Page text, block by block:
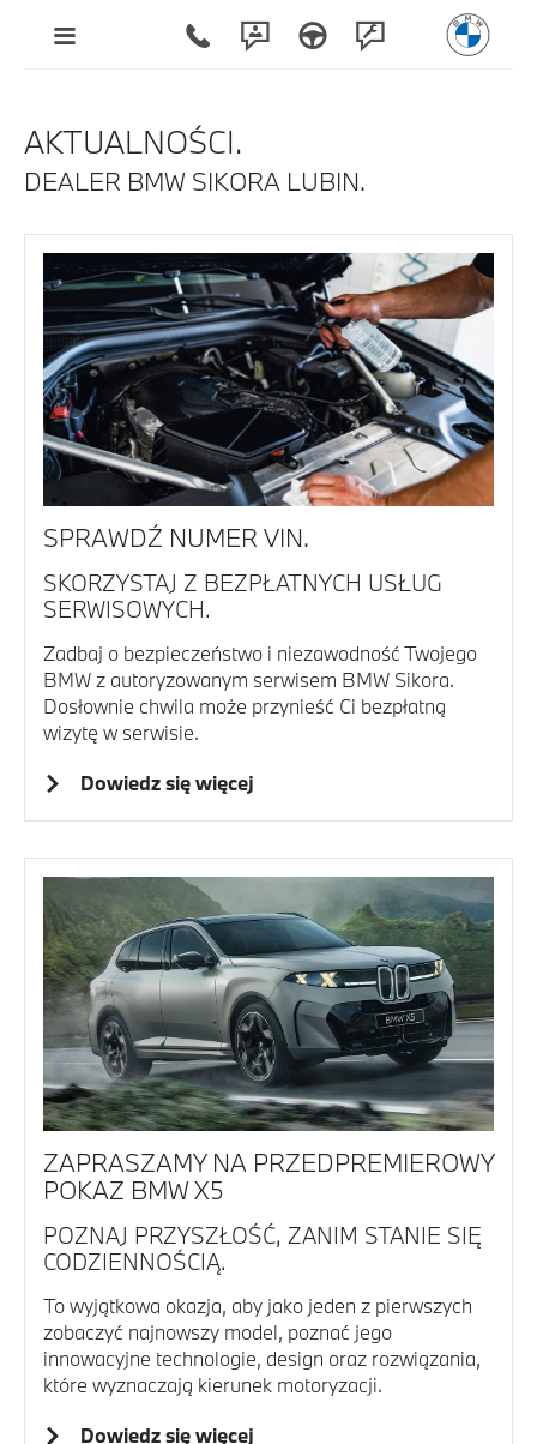
AKTUALNOŚCI.
DEALER BMW SIKORA LUBIN.
SPRAWDŹ NUMER VIN.
SKORZYSTAJ Z BEZPŁATNYCH USŁUG
SERWISOWYCH.
Zadbaj o bezpieczeństwo i niezawodność Twojego
BMW z autoryzowanym serwisem BMW Sikora.
Dosłownie chwila może przynieść Ci bezpłatną
wizytę w serwisie.
Dowiedz się więcej
ZAPRASZAMY NA PRZEDPREMIEROWY
POKAZ BMW X5
POZNAJ PRZYSZŁOŚĆ, ZANIM STANIE SIĘ
CODZIENNOŚCIĄ.
To wyjątkowa okazja, aby jako jeden z pierwszych
zobaczyć najnowszy model, poznać jego
innowacyjne technologie, design oraz rozwiązania,
które wyznaczają kierunek motoryzacji.
Dowiedz się więcej